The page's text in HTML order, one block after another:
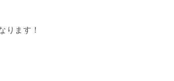
ります！